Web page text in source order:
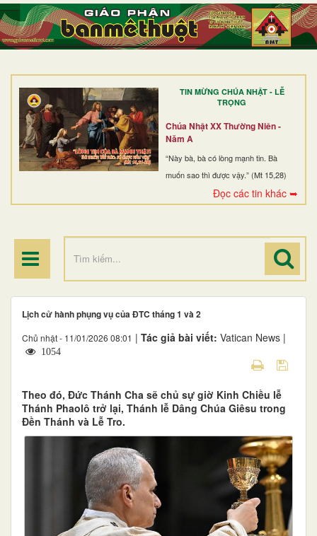
TIN MỪNG CHÚA NHẬT - LỄ
TRỌNG
Chúa Nhật XX Thường Niên -
Năm A
“Này bà, bà có lòng mạnh tin. Bà
muốn sao thì được vậy.” (Mt 15,28)
Đọc các tin khác ➥
TRANG NHẤT
GIỚI THIỆU
DÒNG TU
BAN MỤC VỤ
ĐOÀN THỂ CG
ĐIỂM HÀNH HƯƠNG
Lịch cử hành phụng vụ của ĐTC tháng 1 và 2
Chủ nhật - 11/01/2026 08:01 | Tác giả bài viết: Vatican News |
1054
Theo đó, Đức Thánh Cha sẽ chủ sự giờ Kinh Chiều lễ
Thánh Phaolô trở lại, Thánh lễ Dâng Chúa Giêsu trong
Đền Thánh và Lễ Tro.